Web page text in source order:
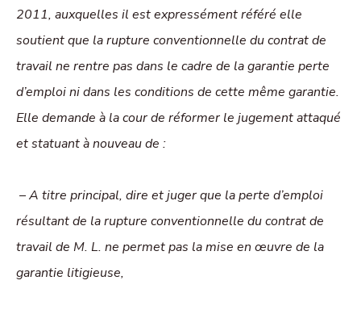
2011, auxquelles il est expressément référé elle
soutient que la rupture conventionnelle du contrat de
travail ne rentre pas dans le cadre de la garantie perte
d’emploi ni dans les conditions de cette même garantie.
Elle demande à la cour de réformer le jugement attaqué
et statuant à nouveau de :
– A titre principal, dire et juger que la perte d’emploi
résultant de la rupture conventionnelle du contrat de
travail de M. L. ne permet pas la mise en œuvre de la
garantie litigieuse,